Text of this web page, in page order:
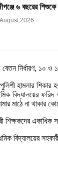
৬ বছরের
2026
নির্ধারণ, ১০ ও
হামলার
বিদ্যালয়ের
মাঠে না
শিক্ষকদের একাধিক
বিদ্যালয়ের